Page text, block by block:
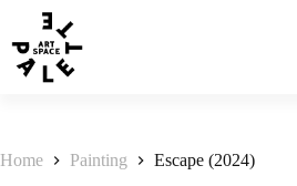
Home Painting Escape (2024)